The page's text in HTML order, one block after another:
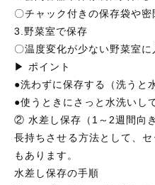
〇チャック付きの保存袋や密
3.野菜室で保存
〇温度変化が少ない野菜室に
▶ ポイント
●洗わずに保存する（洗うと
●使うときにさっと水洗いし
② 水差し保存（1～2週間向き
長持ちさせる方法として、
もあります。
水差し保存の手順